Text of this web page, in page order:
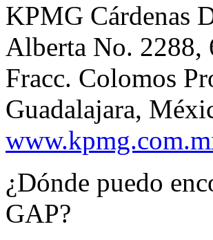
KPMG Cárdenas
Alberta No. 2288,
Fracc. Colomos
Guadalajara,
¿Dónde puedo
GAP?